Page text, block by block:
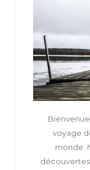
voyage
monde.